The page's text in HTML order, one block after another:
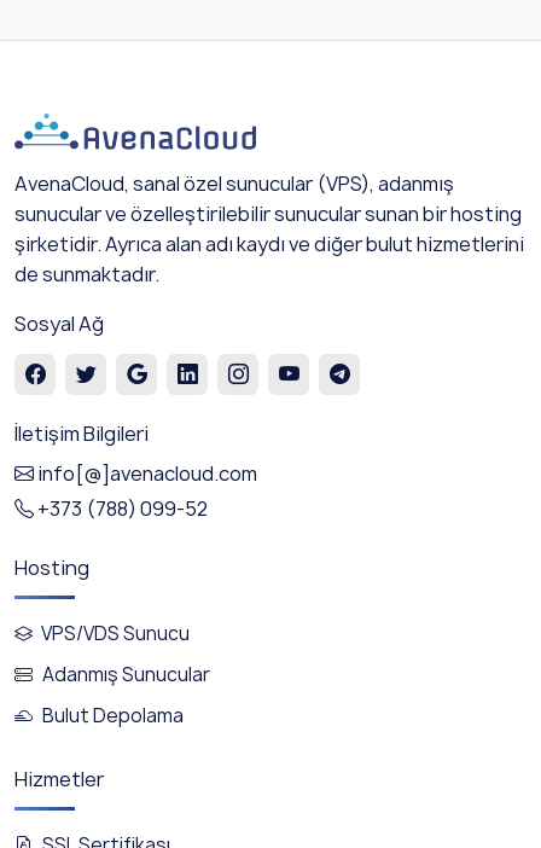
AvenaCloud, sanal özel sunucular (VPS), adanmış
sunucular ve özelleştirilebilir sunucular sunan bir hosting
şirketidir. Ayrıca alan adı kaydı ve diğer bulut hizmetlerini
de sunmaktadır.
Sosyal Ağ
İletişim Bilgileri
info[@]avenacloud.com
+373 (788) 099-52
Hosting
VPS/VDS Sunucu
Adanmış Sunucular
Bulut Depolama
Hizmetler